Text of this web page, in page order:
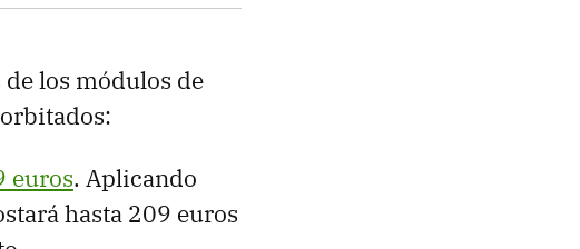
los módulos de
euros. Aplicando
hasta 209 euros